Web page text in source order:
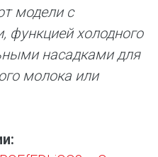
модели с
функцией холодного
насадками для
молока или